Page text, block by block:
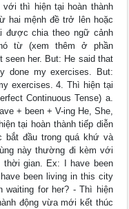
thì hiện tại hoàn thành
hai mệnh đề trở lên hoặc
được chia theo ngữ cảnh
từ (xem thêm ở phần
seen her. But: He said that
done my exercises. But:
exercises. 4. Thì hiện tại
Continuous Tense) a.
+ been + V-ing He, She,
tại hoàn thành tiếp diễn
bắt đầu trong quá khứ và
này thường đi kèm với
gian. Ex: I have been
been living in this city
waiting for her? - Thì hiện
động vừa mới kết thúc